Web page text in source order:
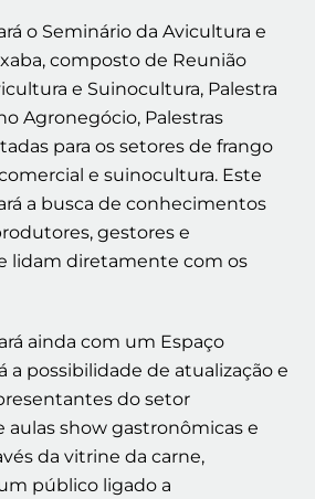
o Seminário da Avicultura e
composto de Reunião
e Suinocultura, Palestra
Agronegócio, Palestras
para os setores de frango
e suinocultura. Este
a busca de conhecimentos
gestores e
lidam diretamente com os
ainda com um Espaço
a possibilidade de atualização e
do setor
aulas show gastronômicas e
da vitrine da carne,
público ligado a